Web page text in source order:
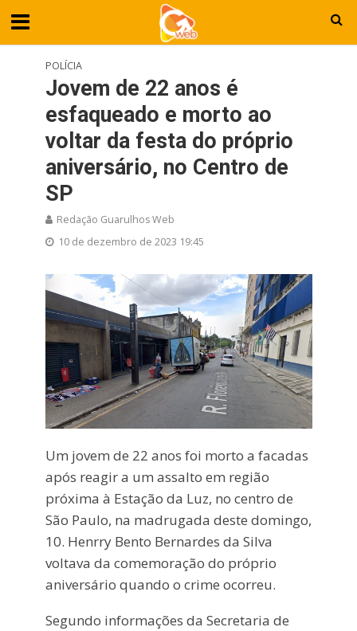
POLÍCIA
Jovem de 22 anos é
esfaqueado e morto ao
voltar da festa do próprio
aniversário, no Centro de
SP
Redação Guarulhos Web
10 de dezembro de 2023 19:45
Um jovem de 22 anos foi morto a facadas
após reagir a um assalto em região
próxima à Estação da Luz, no centro de
São Paulo, na madrugada deste domingo,
10. Henrry Bento Bernardes da Silva
voltava da comemoração do próprio
aniversário quando o crime ocorreu.
Segundo informações da Secretaria de